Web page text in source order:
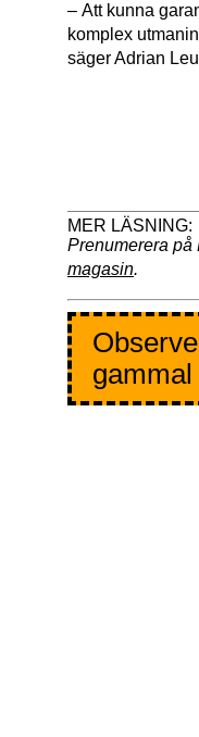
– Att kunna
komplex
säger Adrian
Prenumerera
magasin.
gammal